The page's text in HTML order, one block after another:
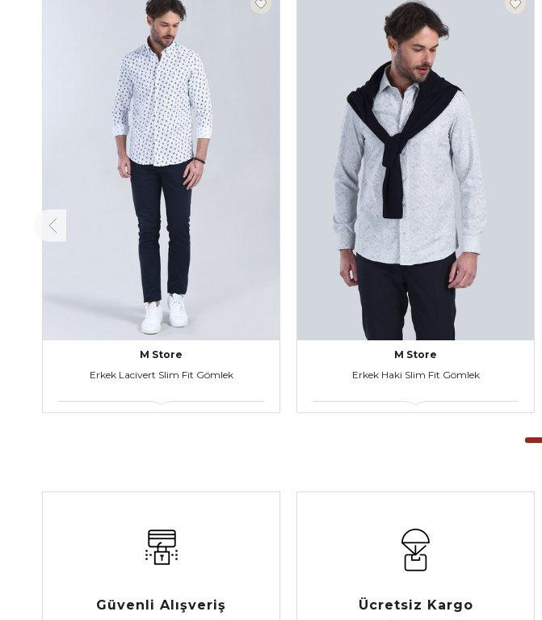
M Store
Erkek Lacivert Slim Fit Gömlek
M Store
Erkek Haki Slim Fit Gömlek
Güvenli Alışveriş Ücretsiz Kargo